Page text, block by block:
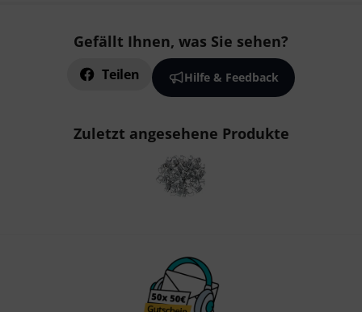
Gefällt Ihnen, was Sie sehen?
Teilen Hilfe & Feedback
Zuletzt angesehene Produkte